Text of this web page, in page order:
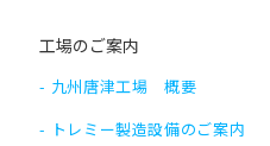
工場のご案内
九州唐津工場 概要
トレミー製造設備のご案内